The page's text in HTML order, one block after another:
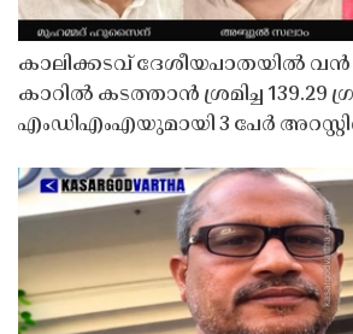
കാലിക്കടവ് ദേശീയപാതയിൽ വൻ
കാറിൽ കടത്താൻ ശ്രമിച്ച 139.29
എംഡിഎംഎയുമായി 3 പേർ